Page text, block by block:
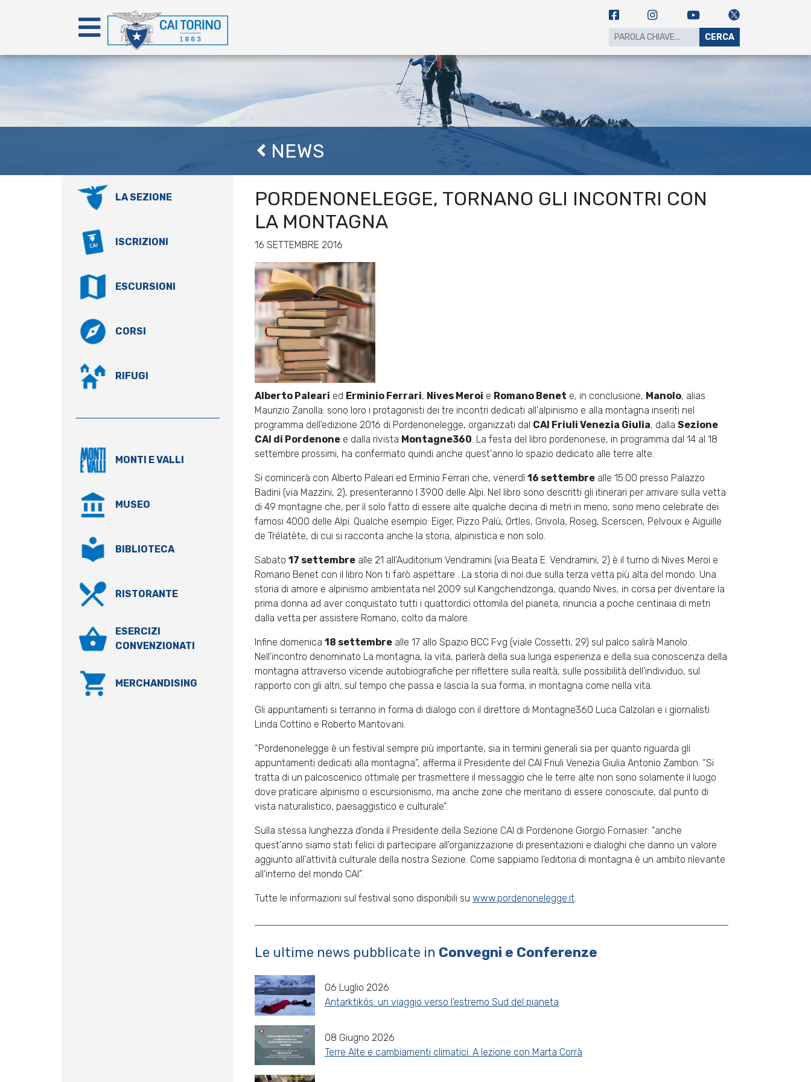
CERCA
NEWS
LA SEZIONE
ISCRIZIONI
ESCURSIONI
CORSI
RIFUGI
MONTI E VALLI
MUSEO
BIBLIOTECA
RISTORANTE
ESERCIZI
CONVENZIONATI
MERCHANDISING
PORDENONELEGGE, TORNANO GLI INCONTRI CON
LA MONTAGNA
16 SETTEMBRE 2016
Alberto Paleari ed Erminio Ferrari, Nives Meroi e Romano Benet e, in conclusione, Manolo, alias
Maurizio Zanolla: sono loro i protagonisti dei tre incontri dedicati all'alpinismo e alla montagna inseriti nel
programma dell'edizione 2016 di Pordenonelegge, organizzati dal CAI Friuli Venezia Giulia, dalla Sezione
CAI di Pordenone e dalla rivista Montagne360. La festa del libro pordenonese, in programma dal 14 al 18
settembre prossimi, ha confermato quindi anche quest'anno lo spazio dedicato alle terre alte.
Si comincerà con Alberto Paleari ed Erminio Ferrari che, venerdì 16 settembre alle 15:00 presso Palazzo
Badini (via Mazzini, 2), presenteranno I 3900 delle Alpi. Nel libro sono descritti gli itinerari per arrivare sulla vetta
di 49 montagne che, per il solo fatto di essere alte qualche decina di metri in meno, sono meno celebrate dei
famosi 4000 delle Alpi. Qualche esempio: Eiger, Pizzo Palù, Ortles, Grivola, Roseg, Scerscen, Pelvoux e Aiguille
de Trélatète, di cui si racconta anche la storia, alpinistica e non solo.
Sabato 17 settembre alle 21 all'Auditorium Vendramini (via Beata E. Vendramini, 2) è il turno di Nives Meroi e
Romano Benet con il libro Non ti farò aspettare . La storia di noi due sulla terza vetta più alta del mondo. Una
storia di amore e alpinismo ambientata nel 2009 sul Kangchendzonga, quando Nives, in corsa per diventare la
prima donna ad aver conquistato tutti i quattordici ottomila del pianeta, rinuncia a poche centinaia di metri
dalla vetta per assistere Romano, colto da malore.
Infine domenica 18 settembre alle 17 allo Spazio BCC Fvg (viale Cossetti, 29) sul palco salirà Manolo.
Nell'incontro denominato La montagna, la vita, parlerà della sua lunga esperienza e della sua conoscenza della
montagna attraverso vicende autobiografiche per riflettere sulla realtà, sulle possibilità dell’individuo, sul
rapporto con gli altri, sul tempo che passa e lascia la sua forma, in montagna come nella vita.
Gli appuntamenti si terranno in forma di dialogo con il direttore di Montagne360 Luca Calzolari e i giornalisti
Linda Cottino e Roberto Mantovani.
“Pordenonelegge è un festival sempre più importante, sia in termini generali sia per quanto riguarda gli
appuntamenti dedicati alla montagna”, afferma il Presidente del CAI Friuli Venezia Giulia Antonio Zambon. “Si
tratta di un palcoscenico ottimale per trasmettere il messaggio che le terre alte non sono solamente il luogo
dove praticare alpinismo o escursionismo, ma anche zone che meritano di essere conosciute, dal punto di
vista naturalistico, paesaggistico e culturale”.
Sulla stessa lunghezza d'onda il Presidente della Sezione CAI di Pordenone Giorgio Fornasier: “anche
quest'anno siamo stati felici di partecipare all'organizzazione di presentazioni e dialoghi che danno un valore
aggiunto all'attività culturale della nostra Sezione. Come sappiamo l'editoria di montagna è un ambito rilevante
all'interno del mondo CAI”.
Tutte le informazioni sul festival sono disponibili su www.pordenonelegge.it.
Le ultime news pubblicate in Convegni e Conferenze
06 Luglio 2026
Antarktikós: un viaggio verso l’estremo Sud del pianeta
08 Giugno 2026
Terre Alte e cambiamenti climatici. A lezione con Marta Corrà